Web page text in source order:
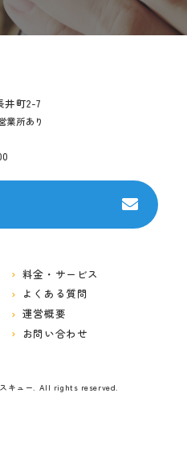
井町2-7
業所あり
料金・サービス
よくある質問
運営概要
お問い合わせ
キュー. All rights reserved.